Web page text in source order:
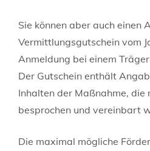
Sie können aber auch einen
Vermittlungsgutschein vom
Anmeldung bei einem
Der Gutschein enthält
Inhalten der Maßnahme, die
besprochen und vereinbart
Die maximal mögliche